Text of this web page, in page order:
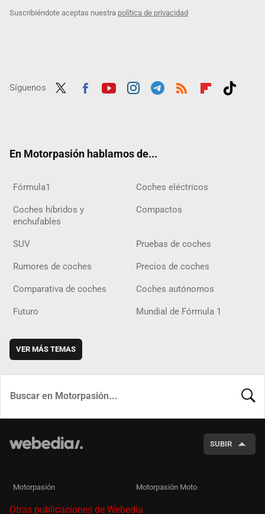
Suscribiéndote aceptas nuestra política de privacidad
Síguenos
En Motorpasión hablamos de...
Fórmula1 Coches eléctricos
Coches híbridos y
enchufables
Compactos
SUV Pruebas de coches
Rumores de coches Precios de coches
Comparativa de coches Coches autónomos
Futuro Mundial de Fórmula 1
VER MÁS TEMAS
SUBIR
Motorpasión Motorpasión Moto
Otras publicaciones de Webedia